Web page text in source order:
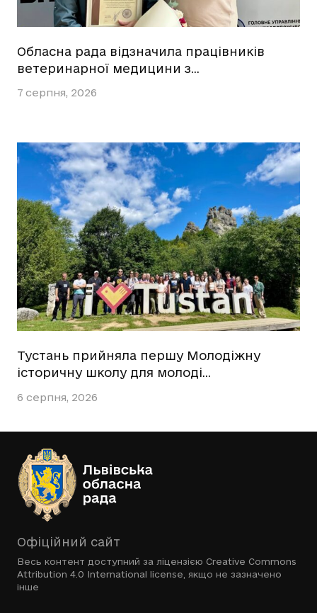
Обласна рада відзначила працівників
ветеринарної медицини з…
7 серпня, 2026
Тустань прийняла першу Молодіжну
історичну школу для молоді…
6 серпня, 2026
Офіційний сайт
Весь контент доступний за ліцензією Creative Commons
Attribution 4.0 International license , якщо не зазначено
інше